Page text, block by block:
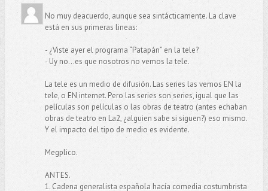
No muy deacuerdo, aunque sea sintácticamente. La clave
está en sus primeras lineas:
- ¿Viste ayer el programa “Patapán” en la tele?
- Uy no...es que nosotros no vemos la tele.
La tele es un medio de difusión. Las series las vemos EN la
tele, o EN internet. Pero las series son series, igual que las
películas son películas o las obras de teatro (antes echaban
obras de teatro en La2, ¿alguien sabe si siguen?) eso mismo.
Y el impacto del tipo de medio es evidente.
Megplico.
ANTES.
1. Cadena generalista española hacía comedia costumbrista